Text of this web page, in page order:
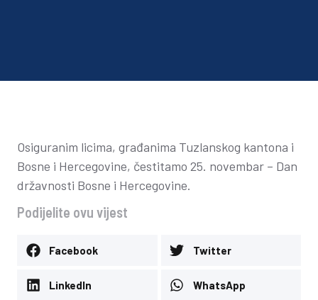
Osiguranim licima, građanima Tuzlanskog kantona i
Bosne i Hercegovine, čestitamo 25. novembar – Dan
državnosti Bosne i Hercegovine.
Podijelite ovu vijest
Facebook Twitter
LinkedIn WhatsApp